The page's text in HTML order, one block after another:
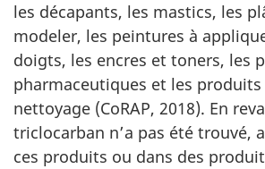
les décapants, les mastics, les
modeler, les peintures à
doigts, les encres et toners, les
pharmaceutiques et les
nettoyage (CoRAP, 2018). En
triclocarban n’a pas été trouvé,
ces produits ou dans des